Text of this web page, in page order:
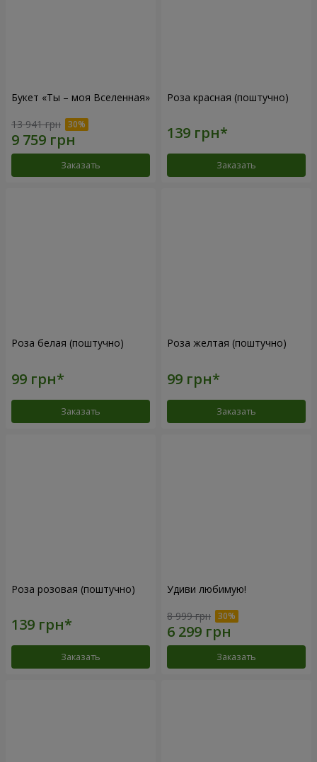
Букет «Ты – моя Вселенная»
13 941 грн
Заказать
Роза красная (поштучно)
Заказать
Роза белая (поштучно)
Заказать
Роза желтая (поштучно)
Заказать
Роза розовая (поштучно)
Заказать
Удиви любимую!
8 999 грн
Заказать